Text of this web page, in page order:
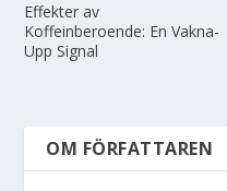
Effekter av
Koffeinberoende: En Vakna-
Upp Signal
OM FÖRFATTAREN